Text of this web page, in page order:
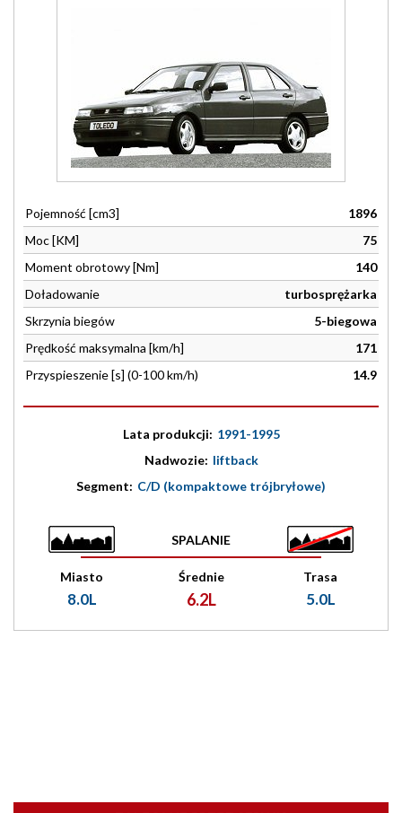
Pojemność [cm3]
1896
Moc [KM]
75
Moment obrotowy [Nm]
140
Doładowanie
turbosprężarka
Skrzynia biegów
5-biegowa
Prędkość maksymalna [km/h]
171
Przyspieszenie [s] (0-100 km/h)
14.9
Lata produkcji: 1991-1995
Nadwozie: liftback
Segment: C/D (kompaktowe trójbryłowe)
SPALANIE
Miasto
8.0L
Średnie
6.2L
Trasa
5.0L